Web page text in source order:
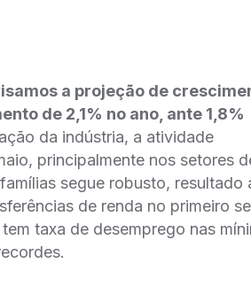
a projeção de
de 2,1% no ano, ante 1,8%
da indústria, a atividade
principalmente nos setores
segue robusto, resultado
de renda no primeiro
taxa de desemprego nas